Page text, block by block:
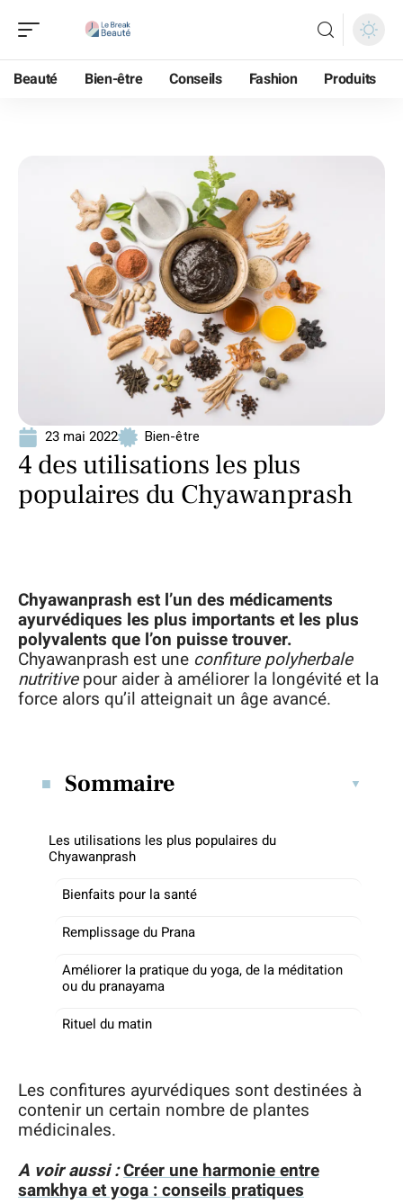
Beauté Bien-être Conseils Fashion Produits
23 mai 2022 Bien-être
4 des utilisations les plus
populaires du Chyawanprash
Chyawanprash est l’un des médicaments
ayurvédiques les plus importants et les plus
polyvalents que l’on puisse trouver.
Chyawanprash est une confiture polyherbale
nutritivepour aider à améliorer la longévité et la
force alors qu’il atteignait un âge avancé.
Sommaire
Les utilisations les plus populaires du
Chyawanprash
Bienfaits pour la santé
Remplissage du Prana
Améliorer la pratique du yoga, de la méditation
ou du pranayama
Rituel du matin
Les confitures ayurvédiques sont destinées à
contenir un certain nombre de plantes
médicinales.
A voir aussi :Créer une harmonie entre
samkhya et yoga : conseils pratiques